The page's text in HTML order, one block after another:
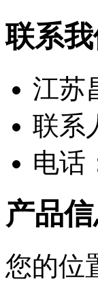
联系我
江苏
联系
电话
产品
您的位